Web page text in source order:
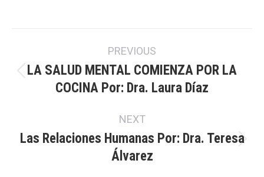
navigation
PREVIOUS
Previous
LA SALUD MENTAL COMIENZA POR LA
COCINA Por: Dra. Laura Díaz
NEXT
Next
Las Relaciones Humanas Por: Dra. Teresa
Álvarez